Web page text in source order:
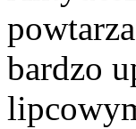
bardzo